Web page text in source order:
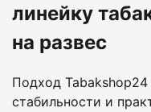
линейку
на развес
Подход Tabakshop24
стабильности и